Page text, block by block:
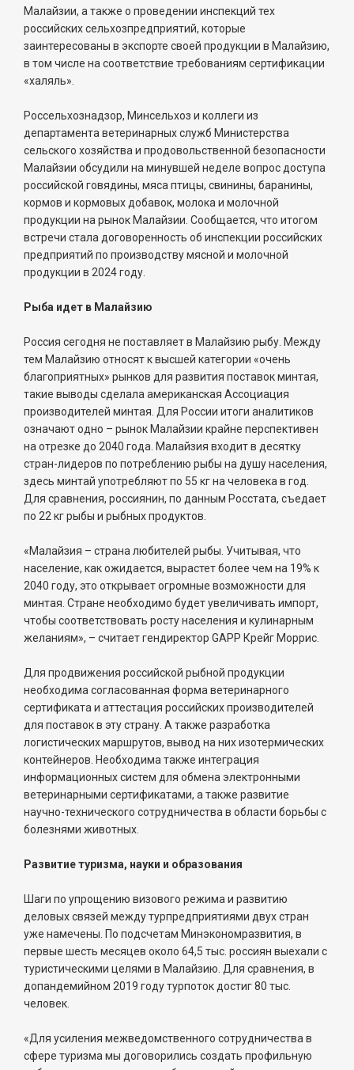
Малайзии, а также о проведении инспекций тех
российских сельхозпредприятий, которые
заинтересованы в экспорте своей продукции в Малайзию,
в том числе на соответствие требованиям сертификации
«халяль».
Россельхознадзор, Минсельхоз и коллеги из
департамента ветеринарных служб Министерства
сельского хозяйства и продовольственной безопасности
Малайзии обсудили на минувшей неделе вопрос доступа
российской говядины, мяса птицы, свинины, баранины,
кормов и кормовых добавок, молока и молочной
продукции на рынок Малайзии. Сообщается, что итогом
встречи стала договоренность об инспекции российских
предприятий по производству мясной и молочной
продукции в 2024 году.
Рыба идет в Малайзию
Россия сегодня не поставляет в Малайзию рыбу. Между
тем Малайзию относят к высшей категории «очень
благоприятных» рынков для развития поставок минтая,
такие выводы сделала американская Ассоциация
производителей минтая. Для России итоги аналитиков
означают одно – рынок Малайзии крайне перспективен
на отрезке до 2040 года. Малайзия входит в десятку
стран-лидеров по потреблению рыбы на душу населения,
здесь минтай употребляют по 55 кг на человека в год.
Для сравнения, россиянин, по данным Росстата, съедает
по 22 кг рыбы и рыбных продуктов.
«Малайзия – страна любителей рыбы. Учитывая, что
население, как ожидается, вырастет более чем на 19% к
2040 году, это открывает огромные возможности для
минтая. Стране необходимо будет увеличивать импорт,
чтобы соответствовать росту населения и кулинарным
желаниям», – считает гендиректор GAPP Крейг Моррис.
Для продвижения российской рыбной продукции
необходима согласованная форма ветеринарного
сертификата и аттестация российских производителей
для поставок в эту страну. А также разработка
логистических маршрутов, вывод на них изотермических
контейнеров. Необходима также интеграция
информационных систем для обмена электронными
ветеринарными сертификатами, а также развитие
научно-технического сотрудничества в области борьбы с
болезнями животных.
Развитие туризма, науки и образования
Шаги по упрощению визового режима и развитию
деловых связей между турпредприятиями двух стран
уже намечены. По подсчетам Минэкономразвития, в
первые шесть месяцев около 64,5 тыс. россиян выехали с
туристическими целями в Малайзию. Для сравнения, в
допандемийном 2019 году турпоток достиг 80 тыс.
человек.
«Для усиления межведомственного сотрудничества в
сфере туризма мы договорились создать профильную